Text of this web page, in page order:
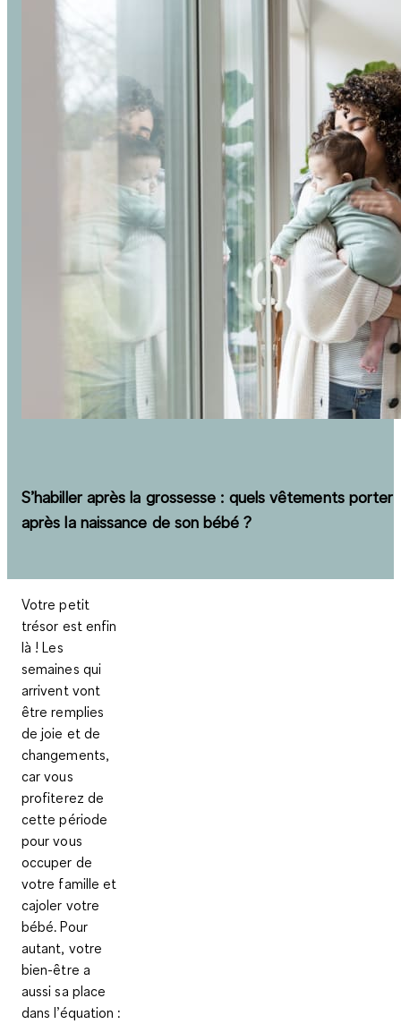
S’habiller après la grossesse : quels vêtements porter
après la naissance de son bébé ?
Votre petit
trésor est enfin
là ! Les
semaines qui
arrivent vont
être remplies
de joie et de
changements,
car vous
profiterez de
cette période
pour vous
occuper de
votre famille et
cajoler votre
bébé. Pour
autant, votre
bien-être a
aussi sa place
dans l’équation :